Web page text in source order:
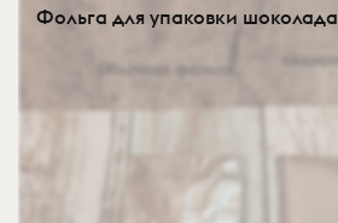
Фольга для упаковки шоколада